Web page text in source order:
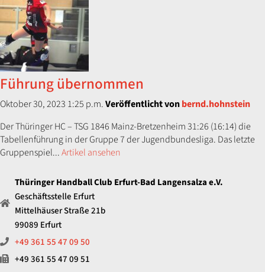
Führung übernommen
Oktober 30, 2023 1:25 p.m.Veröffentlicht vonbernd.hohnstein
Der Thüringer HC – TSG 1846 Mainz-Bretzenheim 31:26 (16:14) die
Tabellenführung in der Gruppe 7 der Jugendbundesliga. Das letzte
Gruppenspiel...Artikel ansehen
Thüringer Handball Club Erfurt-Bad Langensalza e.V.
Geschäftsstelle Erfurt
Mittelhäuser Straße 21b
99089 Erfurt
+49 361 55 47 09 50
+49 361 55 47 09 51